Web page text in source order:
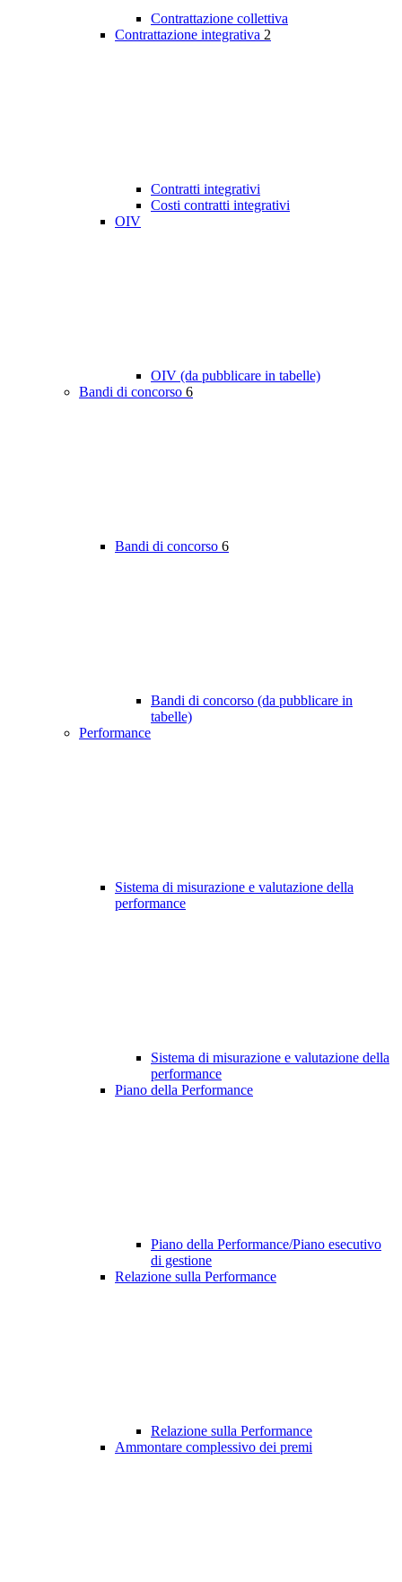
Contrattazione collettiva
Contrattazione integrativa 2
Contratti integrativi
Costi contratti integrativi
OIV
OIV (da pubblicare in tabelle)
Bandi di concorso 6
Bandi di concorso 6
Bandi di concorso (da pubblicare in
tabelle)
Performance
Sistema di misurazione e valutazione della
performance
Sistema di misurazione e valutazione della
performance
Piano della Performance
Piano della Performance/Piano esecutivo
di gestione
Relazione sulla Performance
Relazione sulla Performance
Ammontare complessivo dei premi